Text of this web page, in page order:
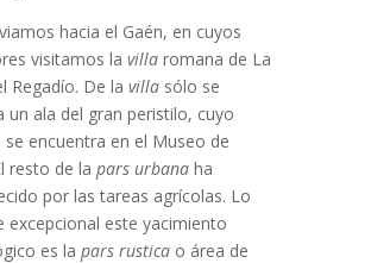
hacia el Gaén, en cuyos
visitamos la villa romana de La
Regadío. De la villa sólo se
un ala del gran peristilo, cuyo
encuentra en el Museo de
resto de la pars urbana ha
por las tareas agrícolas. Lo
excepcional este yacimiento
es la pars rusticao área de